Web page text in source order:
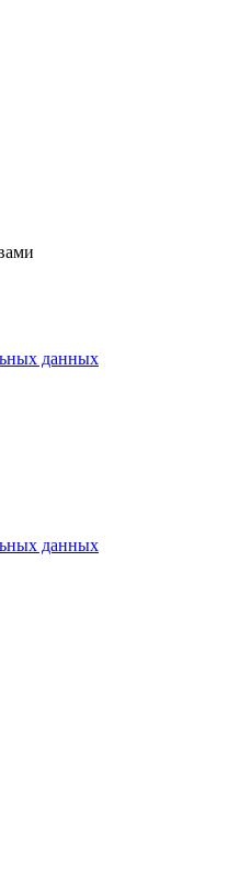
данных
данных